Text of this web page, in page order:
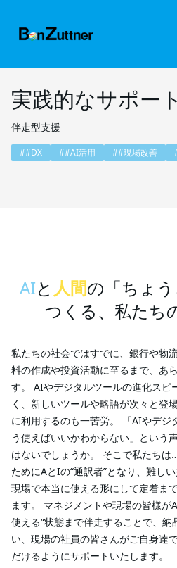
実践的なサポート
伴走型支援
##DX ##AI活用 ##現場改善
AIと 人間の「ちょ
つくる、私たち
私たちの社会ではすでに、銀行や物
料の作成や投資活動に至るまで、あ
す。 AIやデジタルツールの進化スピ
く、新しいツールや略語が次々と登
に利用するのも一苦労。 「AIやデジ
う使えばいいかわからない」という
はないでしょうか。 そこで私たち
ためにAとIの“通訳者”となり、難し
現場で本当に使える形にして定着ま
ます。 マネジメントや現場の皆様が
使える“状態まで伴走することで、
い、現場の社員の皆さんがご自身達
だけるようにサポートいたします。